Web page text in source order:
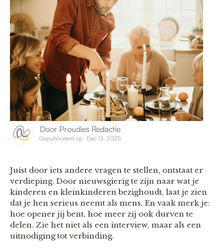
Door Proudies Redactie
Gepubliceerd op Dec 13, 2025
Juist door iets andere vragen te stellen, ontstaat er
verdieping. Door nieuwsgierig te zijn naar wat je
kinderen en kleinkinderen bezighoudt, laat je zien
dat je hen serieus neemt als mens. En vaak merk je:
hoe opener jij bent, hoe meer zij ook durven te
delen. Zie het niet als een interview, maar als een
uitnodiging tot verbinding.